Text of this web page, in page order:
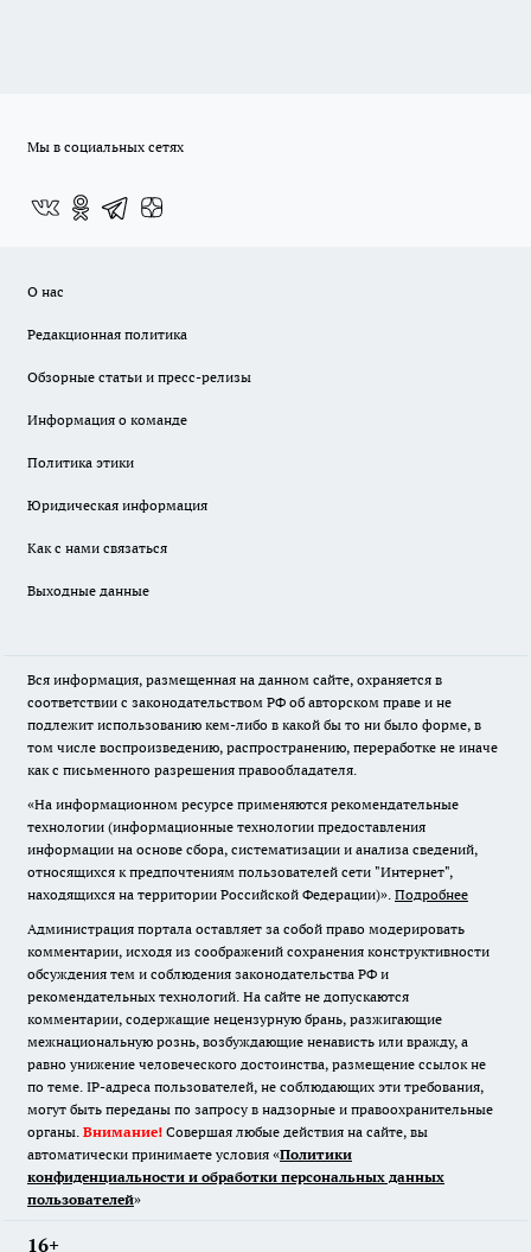
Мы в социальных сетях
О нас
Редакционная политика
Обзорные статьи и пресс-релизы
Информация о команде
Политика этики
Юридическая информация
Как с нами связаться
Выходные данные
Вся информация, размещенная на данном сайте, охраняется в
соответствии с законодательством РФ об авторском праве и не
подлежит использованию кем-либо в какой бы то ни было форме, в
том числе воспроизведению, распространению, переработке не иначе
как с письменного разрешения правообладателя.
«На информационном ресурсе применяются рекомендательные
технологии (информационные технологии предоставления
информации на основе сбора, систематизации и анализа сведений,
относящихся к предпочтениям пользователей сети "Интернет",
находящихся на территории Российской Федерации)». Подробнее
Администрация портала оставляет за собой право модерировать
комментарии, исходя из соображений сохранения конструктивности
обсуждения тем и соблюдения законодательства РФ и
рекомендательных технологий. На сайте не допускаются
комментарии, содержащие нецензурную брань, разжигающие
межнациональную рознь, возбуждающие ненависть или вражду, а
равно унижение человеческого достоинства, размещение ссылок не
по теме. IP-адреса пользователей, не соблюдающих эти требования,
могут быть переданы по запросу в надзорные и правоохранительные
органы. Внимание! Совершая любые действия на сайте, вы
автоматически принимаете условия «Политики
конфиденциальности и обработки персональных данных
пользователей»
16+